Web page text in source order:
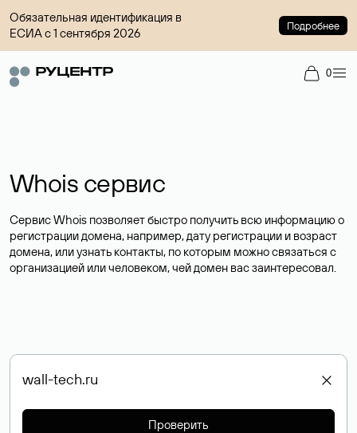
Обязательная идентификация в
ЕСИА с 1 сентября 2026
Подробнее
0
Whois сервис
Сервис Whois позволяет быстро получить всю информацию о
регистрации домена, например, дату регистрации и возраст
домена, или узнать контакты, по которым можно связаться с
организацией или человеком, чей домен вас заинтересовал.
Проверить